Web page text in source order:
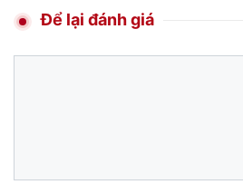
Để lại đánh giá